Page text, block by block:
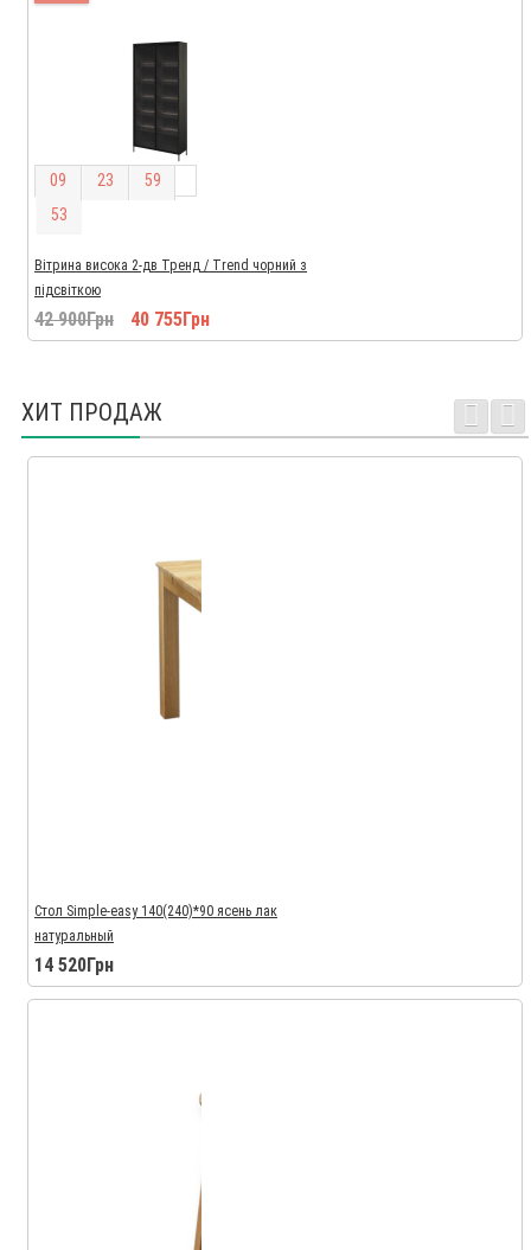
09 23 59
52
Вітрина висока 2-дв Тренд / Trend чорний з
підсвіткою
42 900Грн 40 755Грн
ХИТ ПРОДАЖ
Стол Simple-easy 140(240)*90 ясень лак
натуральный
14 520Грн